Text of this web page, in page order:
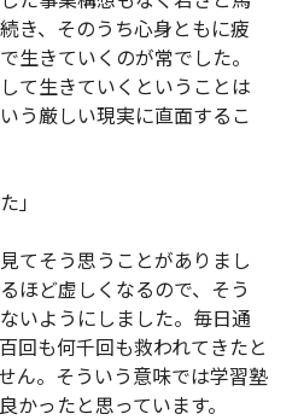
き、そのうち心身ともに疲
生きていくのが常でした。
て生きていくということは
う厳しい現実に直面するこ
」
てそう思うことがありまし
ほど虚しくなるので、そう
いようにしました。毎日通
回も何千回も救われてきたと
ん。そういう意味では学習塾
かったと思っています。